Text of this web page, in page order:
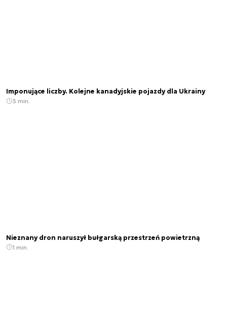
Imponujące liczby. Kolejne kanadyjskie pojazdy dla Ukrainy
3 min.
Nieznany dron naruszył bułgarską przestrzeń powietrzną
1 min.